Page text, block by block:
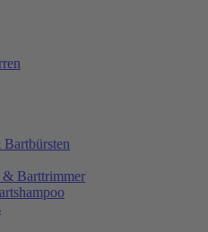
& Barttrimmer